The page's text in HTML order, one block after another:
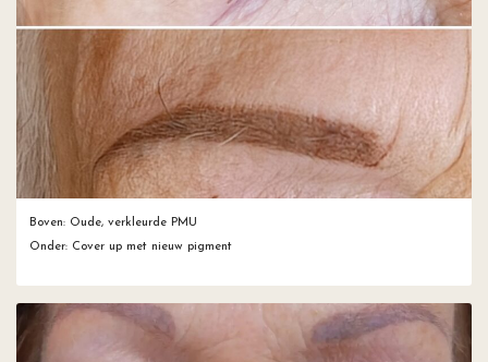
Boven: Oude, verkleurde PMU
Onder: Cover up met nieuw pigment